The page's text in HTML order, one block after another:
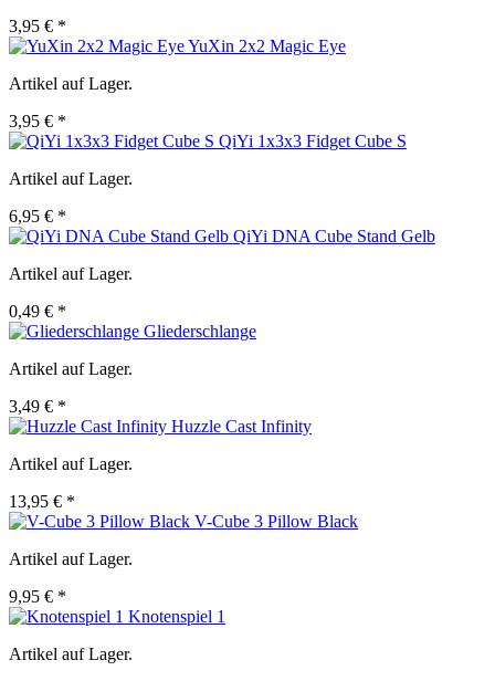
3,95 € *
YuXin 2x2 Magic Eye
Artikel auf Lager.
3,95 € *
QiYi 1x3x3 Fidget Cube S
Artikel auf Lager.
6,95 € *
QiYi DNA Cube Stand Gelb
Artikel auf Lager.
0,49 € *
Gliederschlange
Artikel auf Lager.
3,49 € *
Huzzle Cast Infinity
Artikel auf Lager.
13,95 € *
V-Cube 3 Pillow Black
Artikel auf Lager.
9,95 € *
Knotenspiel 1
Artikel auf Lager.